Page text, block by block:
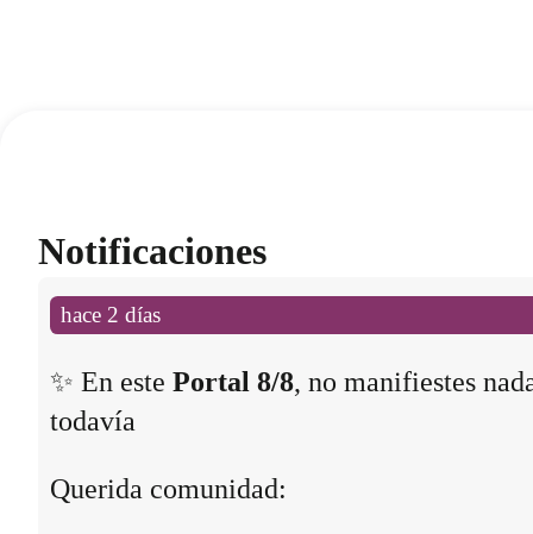
Notificaciones
hace 2 días
✨ En este Portal 8/8, no manifiestes
todavía
Querida comunidad: